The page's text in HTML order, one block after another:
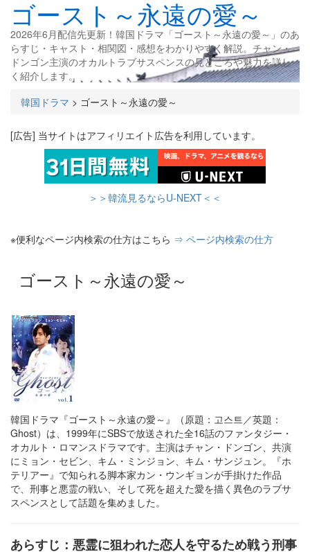
ゴースト～永遠の愛～
2026年6月配信先更新！韓国ドラマ「ゴースト～永遠の愛～」のあ
らすじ・キャスト・相関図・感想をわかりやすく解説。チャン・
ドンゴン主演のオカルトラブサスペンスの見どころや魅力を詳し
く紹介します。
韓国ドラマ > ゴースト～永遠の愛～
[広告] 当サイトはアフィリエイト広告を利用しています。
＞＞韓流見るならU-NEXT＜＜
※便利なページ内検索の仕方はこちら ⇒ ページ内検索の仕方
ゴースト～永遠の愛～
韓国ドラマ『ゴースト～永遠の愛～』（原題：고스트／英題：
Ghost）は、1999年にSBSで放送された全16話のファンタジー・
オカルト・ロマンスドラマです。主演はチャン・ドンゴン、共演
にミョン・セビン、キム・ミンジョン、キム・サンジュン。『ホ
テリアー』で知られる脚本家カン・ウンギョンが手掛けた作品
で、刑事と悪霊の戦い、そして死を超えた愛を描く異色のラブサ
スペンスとして話題を集めました。
あらすじ：悪霊に狙われた恋人を守るため戦う刑事